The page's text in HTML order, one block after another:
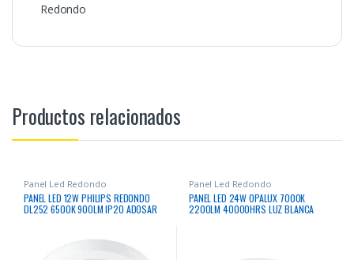
Redondo
Productos relacionados
Panel Led Redondo
PANEL LED 12W PHILIPS REDONDO
DL252 6500K 900LM IP20 ADOSAR
Panel Led Redondo
PANEL LED 24W OPALUX 7000K
2200LM 40000HRS LUZ BLANCA